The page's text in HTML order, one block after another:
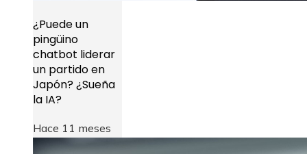
¿Puede un
pingüino
chatbot liderar
un partido en
Japón? ¿Sueña
la IA?
Hace 11 meses